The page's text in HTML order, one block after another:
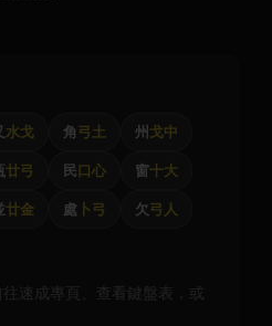
水戈 角弓土 州 戈中
廿弓 民口心 窗十大
廿金 處 卜弓 欠弓人
速成專頁、查看鍵盤表，或